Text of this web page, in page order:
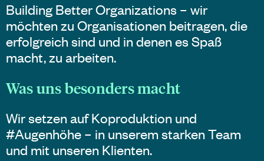
Building Better Organizations – wir
möchten zu Organisationen beitragen, die
erfolgreich sind und in denen es Spaß
macht, zu arbeiten.
Was uns besonders macht
Wir setzen auf Koproduktion und
#Augenhöhe – in unserem starken Team
und mit unseren Klienten.